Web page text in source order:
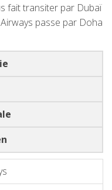
fait transiter par Dubaï
passe par Doha